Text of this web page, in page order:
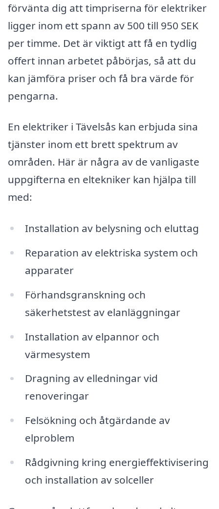
förvänta dig att timpriserna för elektriker
ligger inom ett spann av 500 till 950 SEK
per timme. Det är viktigt att få en tydlig
offert innan arbetet påbörjas, så att du
kan jämföra priser och få bra värde för
pengarna.
En elektriker i Tävelsås kan erbjuda sina
tjänster inom ett brett spektrum av
områden. Här är några av de vanligaste
uppgifterna en eltekniker kan hjälpa till
med:
Installation av belysning och eluttag
Reparation av elektriska system och
apparater
Förhandsgranskning och
säkerhetstest av elanläggningar
Installation av elpannor och
värmesystem
Dragning av elledningar vid
renoveringar
Felsökning och åtgärdande av
elproblem
Rådgivning kring energieffektivisering
och installation av solceller